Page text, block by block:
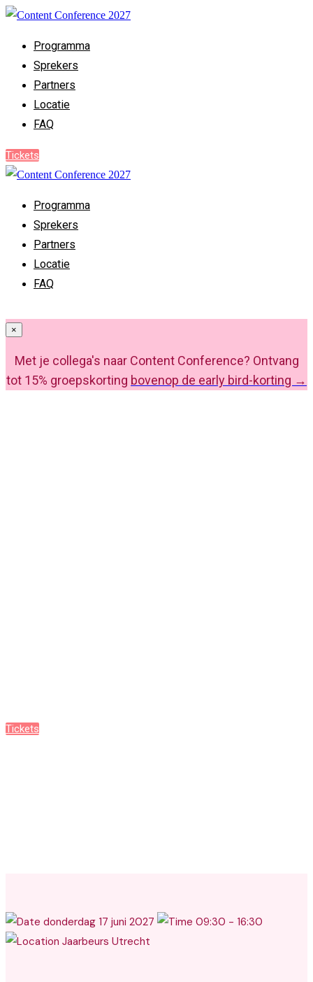
Programma
Sprekers
Partners
Locatie
FAQ
Tickets
Programma
Sprekers
Partners
Locatie
FAQ
×
Met je collega's naar Content Conference? Ontvang
tot 15% groepskorting bovenop de early bird-korting →
Tickets
donderdag 17 juni 2027
09:30 - 16:30
Jaarbeurs Utrecht